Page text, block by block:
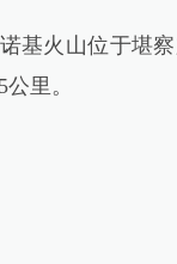
火山位于堪察
里。